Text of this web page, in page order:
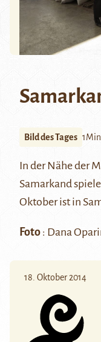
Bild des Tages
In der Nähe der
Samarkand
Oktober ist in
Foto : Dana
18. Oktober 2014